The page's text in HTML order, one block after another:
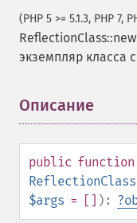
(PHP 5 >= 5.1.3, PHP 7,
экземпляр класса
Описание
public function
$args = [] ): ?